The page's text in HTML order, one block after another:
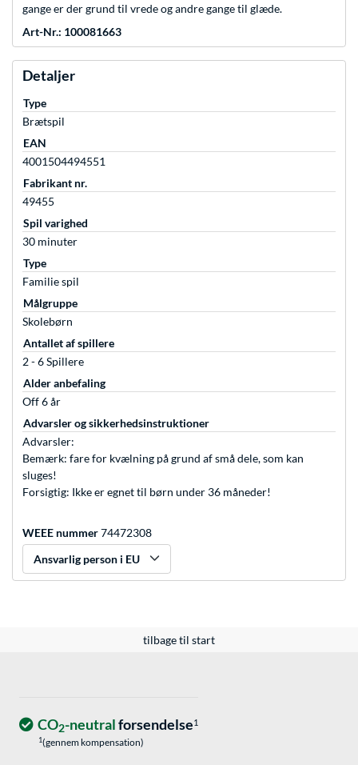
gange er der grund til vrede og andre gange til glæde.
Art-Nr.: 100081663
Detaljer
Type
Brætspil
EAN
4001504494551
Fabrikant nr.
49455
Spil varighed
30 minuter
Type
Familie spil
Målgruppe
Skolebørn
Antallet af spillere
2 - 6 Spillere
Alder anbefaling
Off 6 år
Advarsler og sikkerhedsinstruktioner
Advarsler:
Bemærk: fare for kvælning på grund af små dele, som kan
sluges!
Forsigtig: Ikke er egnet til børn under 36 måneder!
WEEE nummer74472308
Ansvarlig person i EU
tilbage til start
CO2-neutralforsendelse1
1(gennem kompensation)